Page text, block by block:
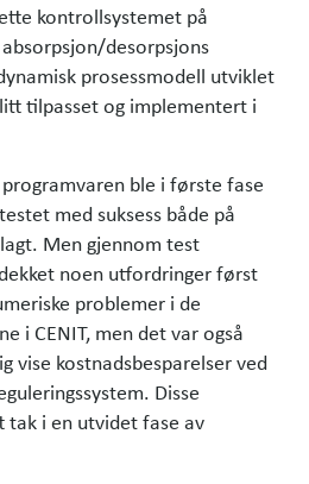
kontrollsystemet på
desorpsjons
prosessmodell utviklet
tilpasset og implementert i
ble i første fase
med suksess både på
Men gjennom test
noen utfordringer først
problemer i de
i CENIT, men det var også
vise kostnadsbesparelser ved
Disse
i en utvidet fase av